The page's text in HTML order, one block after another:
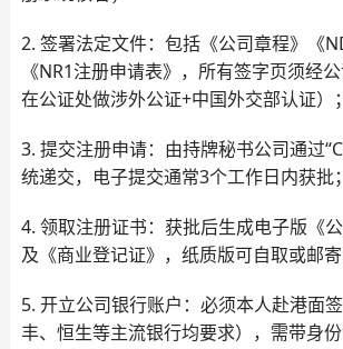
2. 签署法定文件：包括《公司章程》《
《NR1注册申请表》，所有签字页须经
在公证处做涉外公证+中国外交部认证）；
3. 提交注册申请：由持牌秘书公司通过
统递交，电子提交通常3个工作日内获批；
4. 领取注册证书：获批后生成电子版《
及《商业登记证》，纸质版可自取或邮寄
5. 开立公司银行账户：必须本人赴港面
丰、恒生等主流银行均要求），需带身